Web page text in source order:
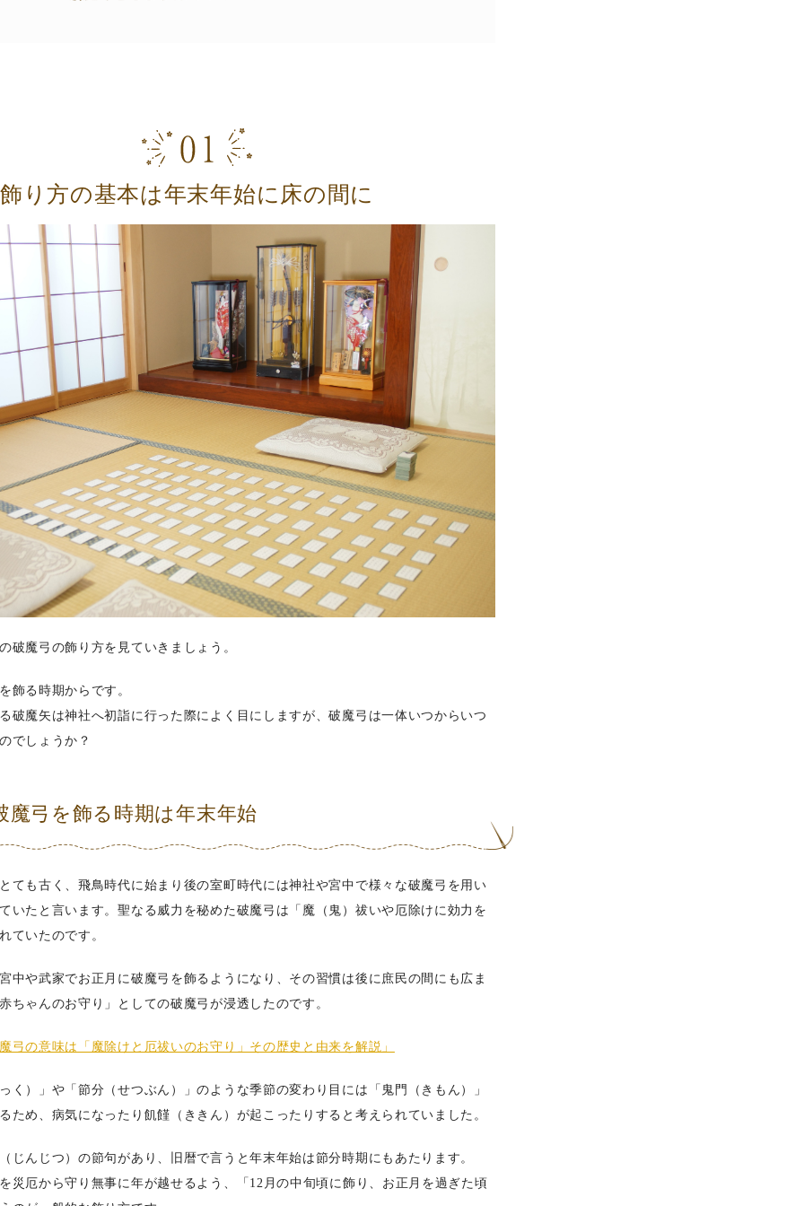
り方の基本は年末年始に床の間に
破魔弓の飾り方を見ていきましょう。
飾る時期からです。
破魔矢は神社へ初詣に行った際によく目にしますが、破魔弓は一体いつからいつ
でしょうか？
魔弓を飾る時期は年末年始
ても古く、飛鳥時代に始まり後の室町時代には神社や宮中で様々な破魔弓を用い
いたと言います。聖なる威力を秘めた破魔弓は「魔（鬼）祓いや厄除けに効力を
ていたのです。
中や武家でお正月に破魔弓を飾るようになり、その習慣は後に庶民の間にも広ま
ちゃんのお守り」としての破魔弓が浸透したのです。
弓の意味は「魔除けと厄祓いのお守り」その歴史と由来を解説」
く）」や「節分（せつぶん）」のような季節の変わり目には「鬼門（きもん）」
ため、病気になったり飢饉（ききん）が起こったりすると考えられていました。
じんじつ）の節句があり、旧暦で言うと年末年始は節分時期にもあたります。
災厄から守り無事に年が越せるよう、「12月の中旬頃に飾り、お正月を過ぎた頃